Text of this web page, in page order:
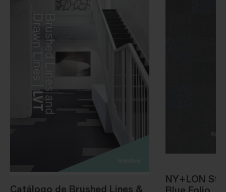
Catálogo de Brushed Lines &
NY+LON